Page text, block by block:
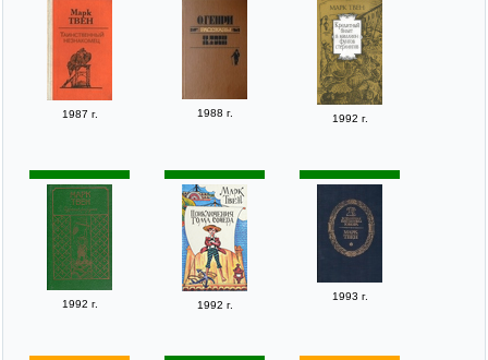
1987 г. 1988 г. 1992 г.
1992 г. 1992 г.
1993 г.